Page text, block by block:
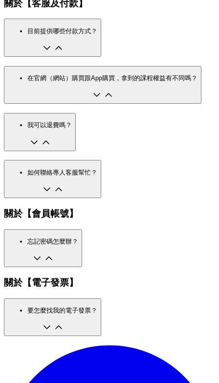
關於【客服及付款】
目前提供哪些付款方式？
在官網（網站）購買跟App購買，拿到的課程權益有不同嗎？
我可以退費嗎？
如何聯絡專人客服幫忙？
關於【會員帳號】
忘記密碼怎麼辦？
關於【電子發票】
要怎麼找我的電子發票？